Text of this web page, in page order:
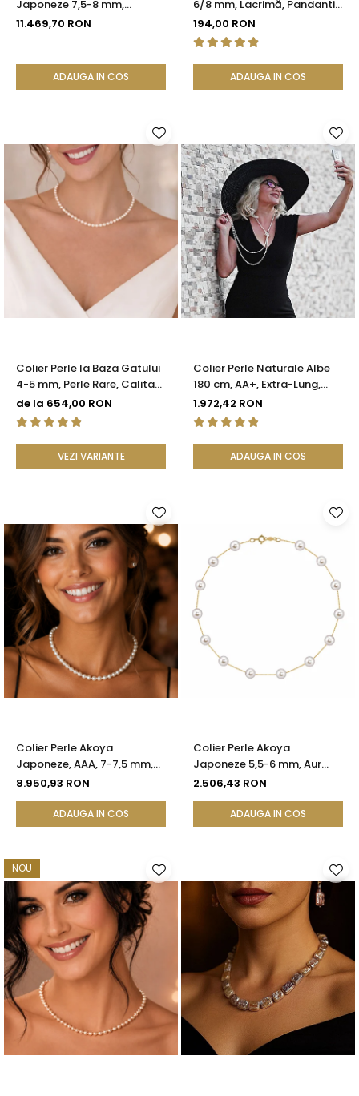
Japoneze 7,5-8 mm,
Calitate AAA, Închizătoare
11.469,70 RON
ADAUGA IN COS
6/8 mm, Lacrimă, Pandantiv
Argint 925 | KASKADDA®
194,00 RON
ADAUGA IN COS
Colier Perle la Baza Gatului
4-5 mm, Perle Rare, Calitate
AAA+, Argint 925 |
KASKADDA®
de la 654,00 RON
VEZI VARIANTE
Colier Perle Naturale Albe
180 cm, AA+, Extra-Lung,
Argint 925 | KASKADDA®
1.972,42 RON
ADAUGA IN COS
Colier Perle Akoya
Japoneze, AAA, 7-7,5 mm,
Aur Alb 14K | KASKADDA®
8.950,93 RON
ADAUGA IN COS
Colier Perle Akoya
Japoneze 5,5-6 mm, Aur
Galben 14K | KASKADDA®
2.506,43 RON
ADAUGA IN COS
NOU